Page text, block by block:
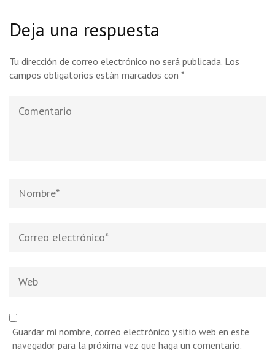
Deja una respuesta
Tu dirección de correo electrónico no será publicada. Los
campos obligatorios están marcados con *
electrónico*
Guardar mi nombre, correo electrónico y sitio web en este
navegador para la próxima vez que haga un comentario.